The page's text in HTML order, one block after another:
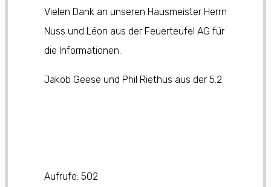
Vielen Dank an unseren Hausmeister Herrn
Nuss und Léon aus der Feuerteufel AG für
die Informationen.
Jakob Geese und Phil Riethus aus der 5.2
Aufrufe: 502